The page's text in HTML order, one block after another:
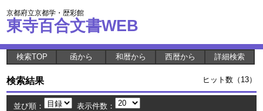
京都府立京都学・歴彩館
東寺百合文書WEB
検索TOP 函から 和暦から 西暦から 詳細検索
検索結果 ヒット数（13）
並び順： 表示件数：